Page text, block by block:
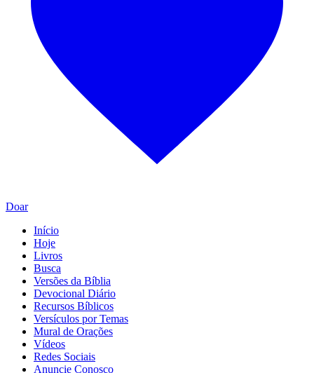
Doar
Início
Hoje
Livros
Busca
Versões da Bíblia
Devocional Diário
Recursos Bíblicos
Versículos por Temas
Mural de Orações
Vídeos
Redes Sociais
Anuncie Conosco